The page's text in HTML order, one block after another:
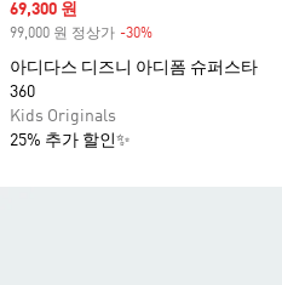
Sale price
69,300 원
99,000 원 정상가 -30%
아디다스 디즈니 아디폼 슈퍼스타
360
Kids Originals
25% 추가 할인✨